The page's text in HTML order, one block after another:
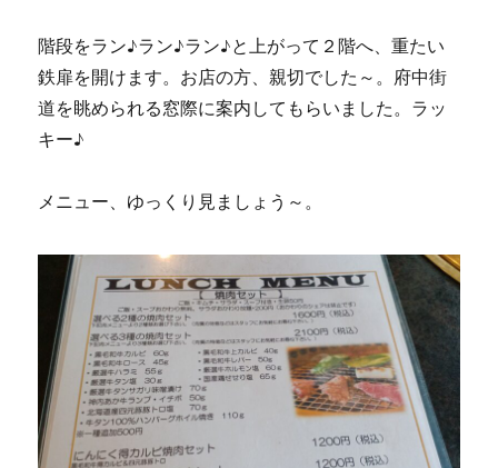
階段をラン♪ラン♪ラン♪と上がって２階へ、重たい
鉄扉を開けます。お店の方、親切でした～。府中街
道を眺められる窓際に案内してもらいました。ラッ
キー♪
メニュー、ゆっくり見ましょう～。